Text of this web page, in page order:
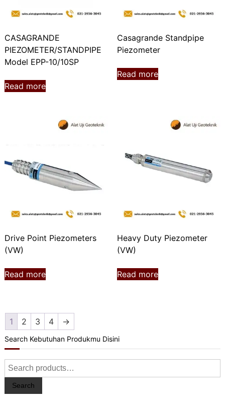
CASAGRANDE
PIEZOMETER/STANDPIPE
Model EPP-10/10SP
Read more
Casagrande Standpipe
Piezometer
Read more
Drive Point Piezometers
(VW)
Read more
Heavy Duty Piezometer
(VW)
Read more
1 2 3 4 →
Search Kebutuhan Produkmu Disini
Search
for:
Search